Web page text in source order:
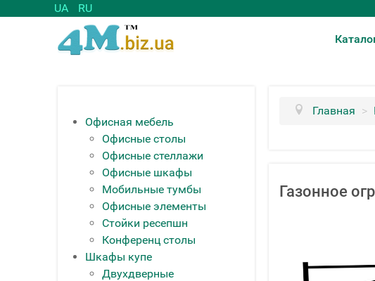
UA RU
Офисная мебель
Офисные столы
Офисные стеллажи
Офисные шкафы
Мобильные тумбы
Офисные элементы
Стойки ресепшн
Конференц столы
Шкафы купе
Двухдверные
Главная >
Газонное